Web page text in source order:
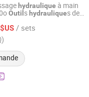
hydraulique à main
Outil s hydrauliques de
/ sets